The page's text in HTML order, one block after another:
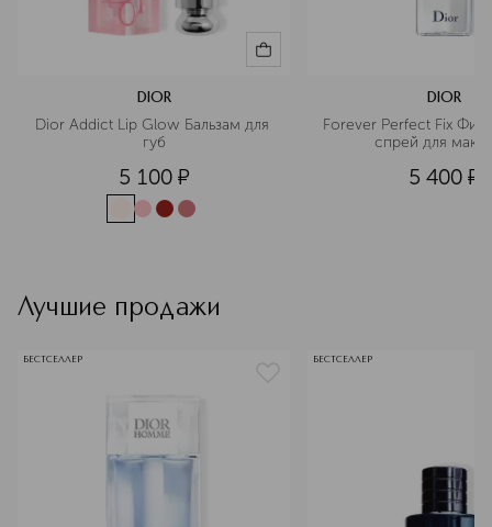
DIOR
Dior Addict Lip Glow Бальзам для
губ
5 100 ¤
DIOR
Forever Perfect Fix
спрей для
5 400 ¤
Лучшие продажи
БЕСТСЕЛЛЕР БЕСТСЕЛЛЕР